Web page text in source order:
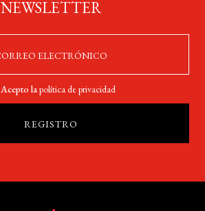
NEWSLETTER
Acepto lapolítica de privacidad